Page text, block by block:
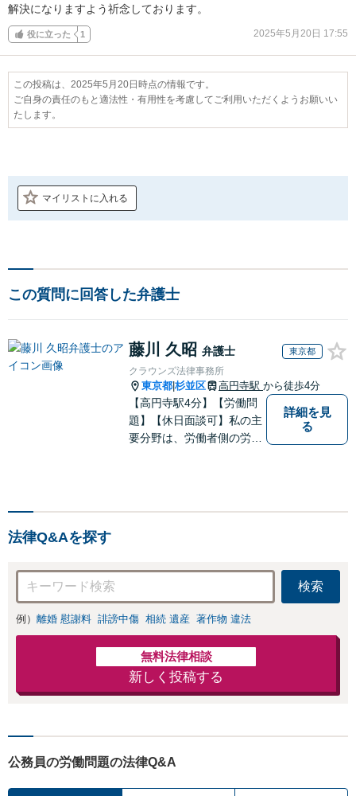
解決になりますよう祈念しております。
役に立った 1 2025年5月20日 17:55
この投稿は、2025年5月20日時点の情報です。
ご自身の責任のもと適法性・有用性を考慮してご利用いただくようお願いい
たします。
マイリストに入れる
この質問に回答した弁護士
藤川 久昭 弁護士 東京都
クラウンズ法律事務所
東京都 杉並区 高円寺駅 から徒歩4分
【高円寺駅4分】【労働問
題】【休日面談可】私の主
要分野は、労働者側の労働
詳細を見
る
法律Q&Aを探す
検索
例） 離婚 慰謝料 誹謗中傷 相続 遺産 著作物 違法
無料法律相談
新しく投稿する
公務員の労働問題の法律Q&A